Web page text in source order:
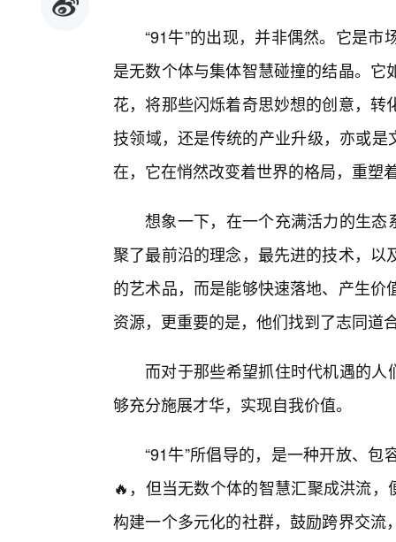
“91牛”的出现，并非偶然。它是
是无数个体与集体智慧碰撞的结晶。
花，将那些闪烁着奇思妙想的创意，
技领域，还是传统的产业升级，亦或是
在，它在悄然改变着世界的格局，重塑
想象一下，在一个充满活力的生态
聚了最前沿的理念，最先进的技术，
的艺术品，而是能够快速落地、产生
资源，更重要的是，他们找到了志同道
而对于那些希望抓住时代机遇的人
够充分施展才华，实现自我价值。
“91牛”所倡导的，是一种开放、
🔥，但当无数个体的智慧汇聚成洪流
构建一个多元化的社群，鼓励跨界交